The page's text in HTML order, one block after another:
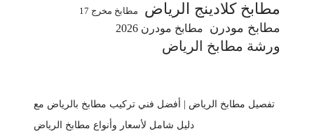
مطابخ كلادينج الرياض
مطابخ مخرج 17
مطابخ مودرن مطابخ مودرن 2026
ورشة مطابخ الرياض
تفصيل مطابخ الرياض | أفضل فني تركيب مطابخ بالرياض مع
دليل شامل لأسعار وأنواع مطابخ الرياض